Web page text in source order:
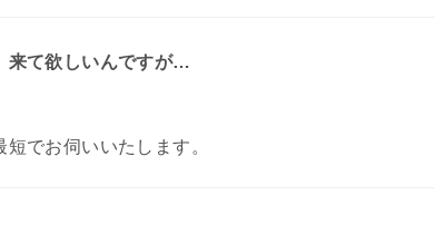
来て欲しいんですが…
でお伺いいたします。